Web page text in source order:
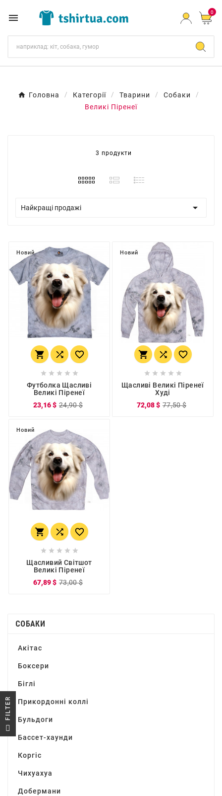
 0
Головна Категорії Тварини
Собаки
Великі Піренеї
3 продукти
Найкращі продажі 
Новий
  
    
Футболка Щасливі
Великі Піренеї
23,16 $ 24,90 $
Новий
  
    
Щасливі Великі Піренеї
Худі
72,08 $ 77,50 $
Новий
  
    
Щасливий Світшот
Великі Піренеї
67,89 $ 73,00 $
СОБАКИ
Акітас
Боксери
Біглі
Прикордонні коллі
Бульдоги
Бассет-хаунди
Коргіс
Чихуахуа
Добермани
R